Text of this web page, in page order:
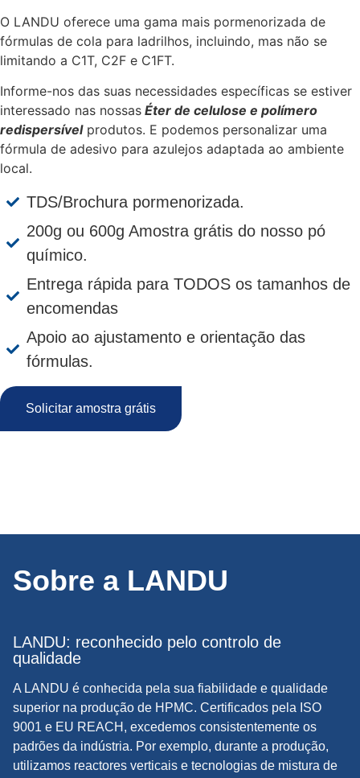
O LANDU oferece uma gama mais pormenorizada de
fórmulas de cola para ladrilhos, incluindo, mas não se
limitando a C1T, C2F e C1FT.
Informe-nos das suas necessidades específicas se estiver
interessado nas nossas Éter de celulose e polímero
redispersívelprodutos. E podemos personalizar uma
fórmula de adesivo para azulejos adaptada ao ambiente
local.
TDS/Brochura pormenorizada.
200g ou 600g Amostra grátis do nosso pó
químico.
Entrega rápida para TODOS os tamanhos de
encomendas
Apoio ao ajustamento e orientação das
fórmulas.
Solicitar amostra grátis
Sobre a LANDU
LANDU: reconhecido pelo controlo de
qualidade
A LANDU é conhecida pela sua fiabilidade e qualidade
superior na produção de HPMC. Certificados pela ISO
9001 e EU REACH, excedemos consistentemente os
padrões da indústria. Por exemplo, durante a produção,
utilizamos reactores verticais e tecnologias de mistura de